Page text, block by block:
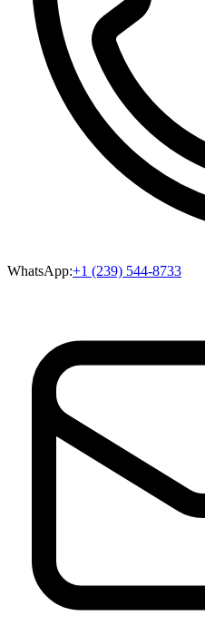
WhatsApp:+1 (239) 544-8733